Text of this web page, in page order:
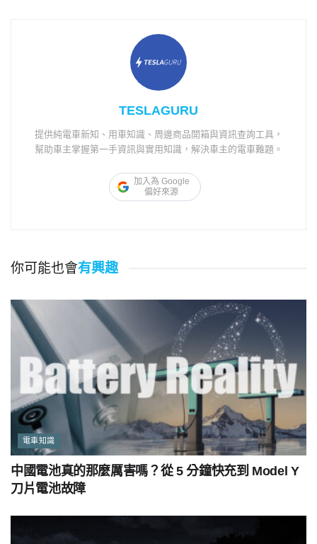
TESLAGURU
提供純電車新知、用車知識、周邊商品開箱與資訊查詢工具，
幫助車主掌握第一手資訊與實用知識，解決車主的電車難題。
加入為 Google
偏好來源
你可能也會有興趣
電車知識
中國電池真的那麼厲害嗎？從 5 分鐘快充到 Model Y
刀片電池故障